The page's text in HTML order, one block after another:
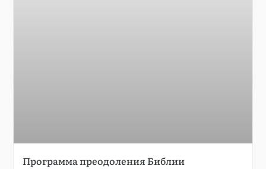
Программа преодоления Библии